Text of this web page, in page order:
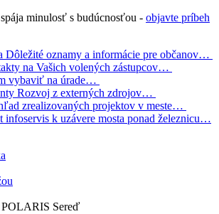
minulosť s budúcnosťou - objavte príbeh
Dôležité oznamy a informácie pre občanov…
na Vašich volených zástupcov…
vybaviť na úrade…
Rozvoj z externých zdrojov…
zrealizovaných projektov v meste…
infoservis k uzávere mosta ponad železnicu…
POLARIS Sereď